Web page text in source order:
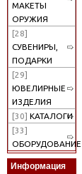
МАКЕТЫ
ОРУЖИЯ
[28]
СУВЕНИРЫ,
ПОДАРКИ
[29]
ЮВЕЛИРНЫЕ
ИЗДЕЛИЯ
[30] КАТАЛОГИ
[33]
ОБОРУДОВАНИЕ
Информация